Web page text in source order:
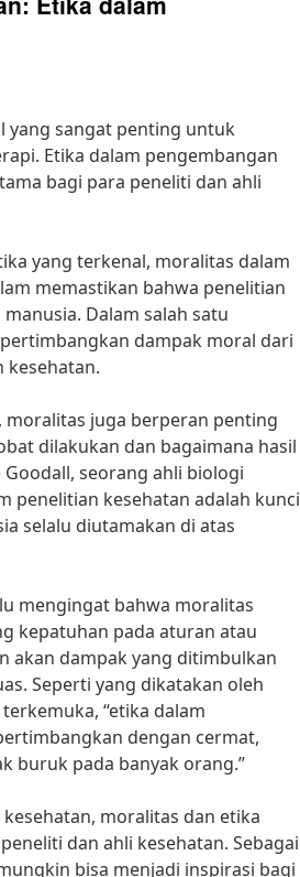
yang sangat penting untuk
Etika dalam pengembangan
bagi para peneliti dan ahli
yang terkenal, moralitas dalam
memastikan bahwa penelitian
Dalam salah satu
dampak moral dari
kesehatan.
juga berperan penting
dilakukan dan bagaimana hasil
seorang ahli biologi
penelitian kesehatan adalah kunci
selalu diutamakan di atas
mengingat bahwa moralitas
kepatuhan pada aturan atau
akan dampak yang ditimbulkan
Seperti yang dikatakan oleh
“etika dalam
dengan cermat,
buruk pada banyak orang.”
moralitas dan etika
dan ahli kesehatan. Sebagai
bisa menjadi inspirasi bagi